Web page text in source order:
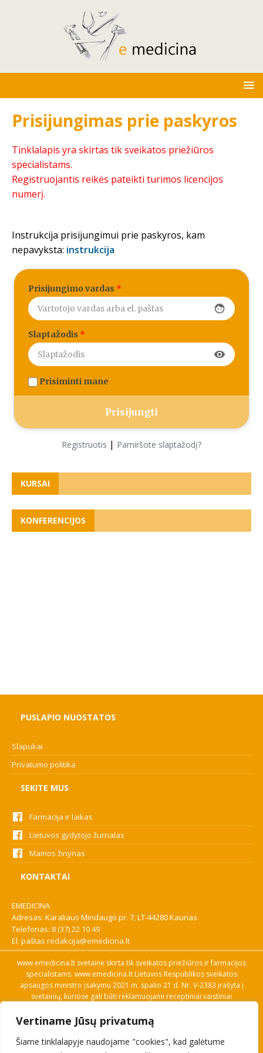
Vertiname Jūsų privatumą
Šiame tinklalapyje naudojame "cookies", kad galėtume
Prisijungimas prie paskyros
Tinklalapis yra skirtas tik sveikatos priežiūros
specialistams.
Registruojantis reikės pateikti turimos licencijos
numerį.
Instrukcija prisijungimui prie paskyros, kam
nepavyksta: instrukcija
Prisijungimo vardas *
face
Slaptažodis *
visibility
Prisiminti mane
Registruotis | Pamiršote slaptažodį?
KURSAI
KONFERENCIJOS
PUSLAPIO NUOSTATOS
Slapukai
Privatumo politika
SEKITE MUS
Farmacija ir laikas
Lietuvos gydytojo žurnalas
Mamos žinynas
KONTAKTAI
EMEDICINA
Adresas: Karaliaus Mindaugo pr. 7, LT-44280 Kaunas
Telefonas: 8 (37) 22 10 49
El. paštas redakcija@emedicina.lt
www.emedicina.lt svetainė skirta tik sveikatos priežiūros ir farmacijos
specialistams. www.emedicina.lt Lietuvos Respublikos sveikatos
apsaugos ministro įsakymu 2021 m. spalio 21 d. Nr. V-2383 įrašyta į
svetainių, kuriose gali būti reklamuojami receptiniai vaistiniai
savo profesinę kvalifikaciją. Naudingos nuorodos: Vaistų ir medicinos
pagalbos priemonių kainų paieška, VVKT tinklalapis, Sveikatos
priežiūros ar farmacijos specialisto pranešimo apie įtariamą